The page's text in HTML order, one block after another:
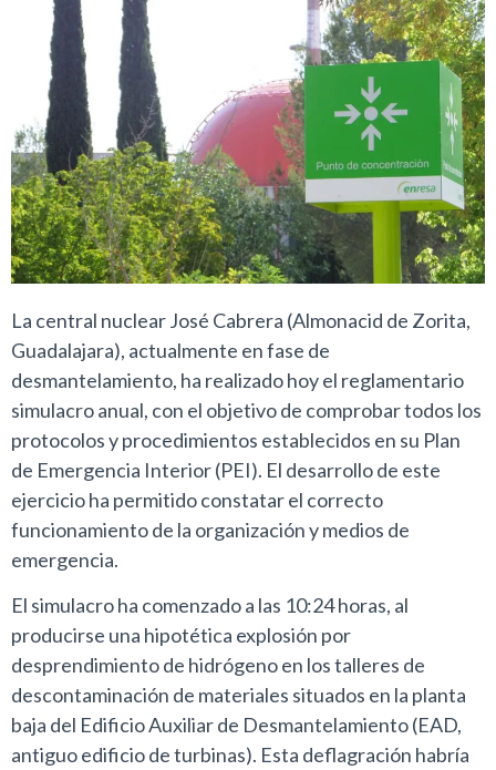
La central nuclear José Cabrera (Almonacid de Zorita,
Guadalajara), actualmente en fase de
desmantelamiento, ha realizado hoy el reglamentario
simulacro anual, con el objetivo de comprobar todos los
protocolos y procedimientos establecidos en su Plan
de Emergencia Interior (PEI). El desarrollo de este
ejercicio ha permitido constatar el correcto
funcionamiento de la organización y medios de
emergencia.
El simulacro ha comenzado a las 10:24 horas, al
producirse una hipotética explosión por
desprendimiento de hidrógeno en los talleres de
descontaminación de materiales situados en la planta
baja del Edificio Auxiliar de Desmantelamiento (EAD,
antiguo edificio de turbinas). Esta deflagración habría